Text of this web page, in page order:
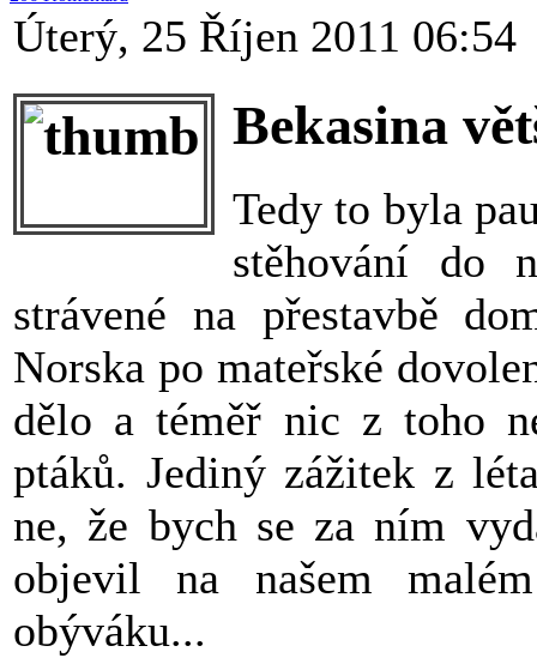
Úterý, 25 Říjen 2011 06:54
Bekasina
Tedy to byla
stěhování do
strávené na přestavbě
Norska po mateřské
dělo a téměř nic z toho
ptáků. Jediný zážitek z
ne, že bych se za ním
objevil na našem
obýváku...